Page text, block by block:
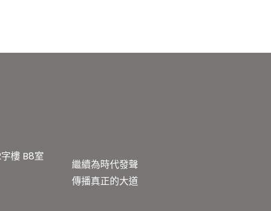
樓 B8室
繼續為時代發聲
傳播真正的大道